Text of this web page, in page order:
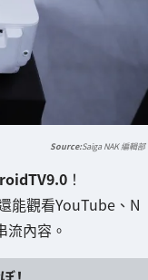
Saiga NAK 編輯部
！
能觀看YouTube、N
內容。